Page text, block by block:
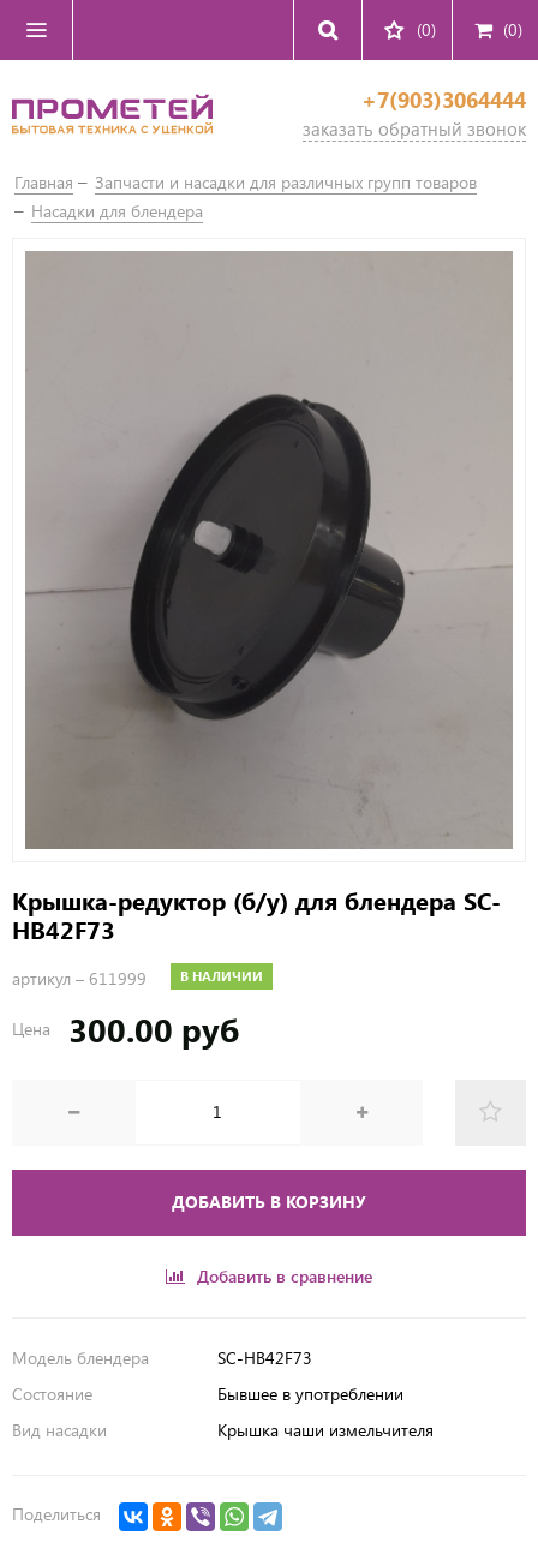
(0) (0)
+7(903)3064444
заказать обратный звонок
Главная
Запчасти и насадки для различных групп товаров
Насадки для блендера
Крышка-редуктор (б/у) для блендера SC-
HB42F73
артикул – 611999 В НАЛИЧИИ
Цена 300.00 руб
ДОБАВИТЬ В КОРЗИНУ
Добавить в сравнение
Модель блендера
SC-HB42F73
Состояние
Бывшее в употреблении
Вид насадки
Крышка чаши измельчителя
Поделиться